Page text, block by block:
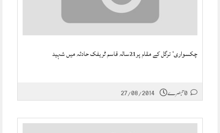
چکسواری‘ ترگل کے مقام پر21سالہ قاسم ٹریفک حادثہ میں شہید
27/08/2014